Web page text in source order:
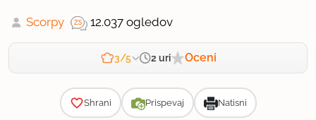
Scorpy 12.037 ogledov
3/5 2 uri Oceni
Shrani Prispevaj Natisni